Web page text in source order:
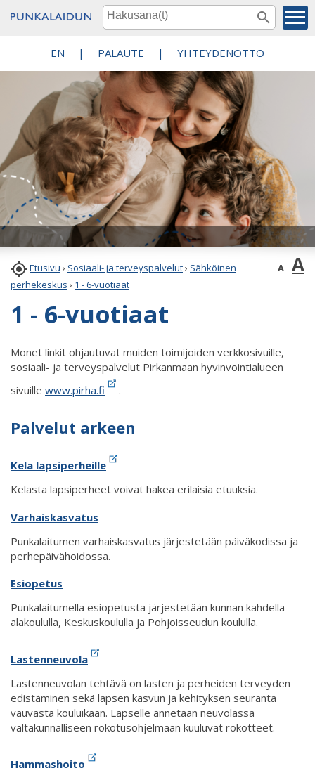
EN | PALAUTE | YHTEYDENOTTO
 Etusivu › Sosiaali- ja terveyspalvelut› Sähköinen
perhekeskus › 1 - 6-vuotiaat
A A
1 - 6-vuotiaat
Monet linkit ohjautuvat muiden toimijoiden verkkosivuille,
sosiaali- ja terveyspalvelut Pirkanmaan hyvinvointialueen
sivuille www.pirha.fi .
Palvelut arkeen
Kela lapsiperheille
Kelasta lapsiperheet voivat hakea erilaisia etuuksia.
Varhaiskasvatus
Punkalaitumen varhaiskasvatus järjestetään päiväkodissa ja
perhepäivähoidossa.
Esiopetus
Punkalaitumella esiopetusta järjestetään kunnan kahdella
alakoululla, Keskuskoululla ja Pohjoisseudun koululla.
Lastenneuvola
Lastenneuvolan tehtävä on lasten ja perheiden terveyden
edistäminen sekä lapsen kasvun ja kehityksen seuranta
vauvasta kouluikään. Lapselle annetaan neuvolassa
valtakunnalliseen rokotusohjelmaan kuuluvat rokotteet.
Hammashoito